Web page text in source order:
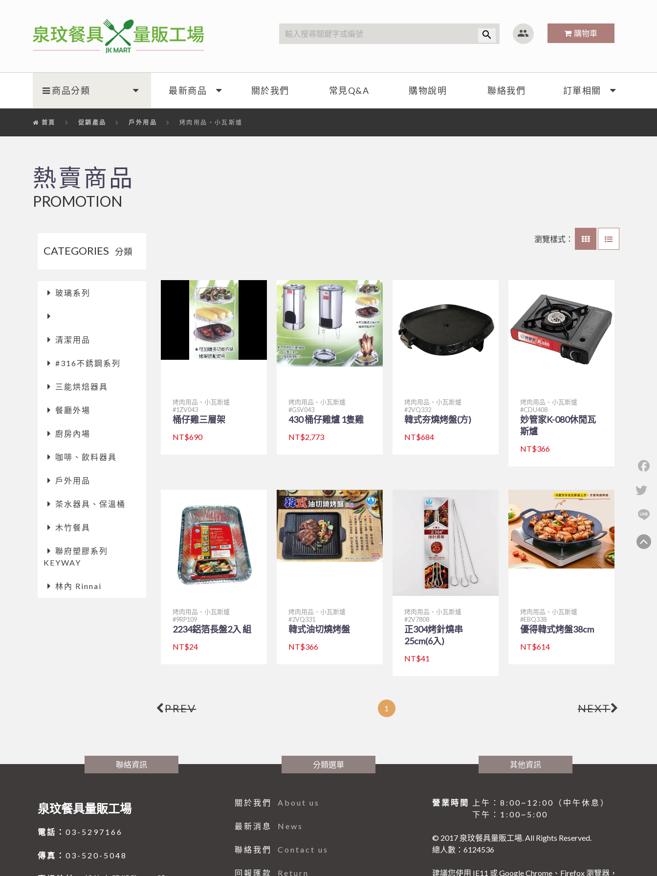
search group 購物車
商品分類 最新商品 關於我們 常見Q&A 購物說明 聯絡我們 訂單相關
首頁 促銷產品 戶外用品 烤肉用品、小瓦斯爐
熱賣商品
PROMOTION
CATEGORIES 分類
玻璃系列
清潔用品
#316不銹鋼系列
三能烘焙器具
餐廳外場
廚房內場
咖啡、飲料器具
戶外用品
茶水器具、保溫桶
木竹餐具
聯府塑膠系列
KEYWAY
林內 Rinnai
瀏覽樣式：
烤肉用品、小瓦斯爐
1ZV043
桶仔雞三層架
NT$690
烤肉用品、小瓦斯爐
GSV043
430 桶仔雞爐 1隻雞
NT$2,773
烤肉用品、小瓦斯爐
2VQ332
韓式夯燒烤盤(方)
NT$684
烤肉用品、小瓦斯爐
CDU408
妙管家K-080休閒瓦
斯爐
NT$366
烤肉用品、小瓦斯爐
9RP109
2234鋁箔長盤2入 組
NT$24
烤肉用品、小瓦斯爐
2VQ331
韓式油切燒烤盤
NT$366
烤肉用品、小瓦斯爐
2V7808
正304烤針燒串
25cm(6入)
NT$41
烤肉用品、小瓦斯爐
EBQ338
優得韓式烤盤38cm
NT$614
PREV 1 NEXT
聯絡資訊
泉玟餐具量販工場
電話：03-5297166
傳真：03-520-5048
分類選單
關於我們 About us
最新消息 News
聯絡我們 Contact us
回報匯款 Return
其他資訊
營業時間
上午：8:00~12:00（中午休息）
下午：1:00~5:00
© 2017 泉玟餐具量販工場. All Rights Reserved.
總人數：6124536
建議您使用 IE11 或 Google Chrome、Firefox 瀏覽器，